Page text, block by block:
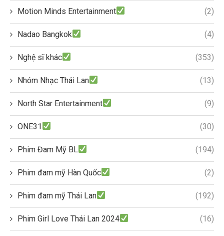
Motion Minds Entertainment (2)
Nadao Bangkok (4)
Nghệ sĩ khác (353)
Nhóm Nhạc Thái Lan (13)
North Star Entertainment (9)
ONE31 (30)
Phim Đam Mỹ BL (194)
Phim đam mỹ Hàn Quốc (2)
Phim đam mỹ Thái Lan (192)
Phim Girl Love Thái Lan 2024 (16)